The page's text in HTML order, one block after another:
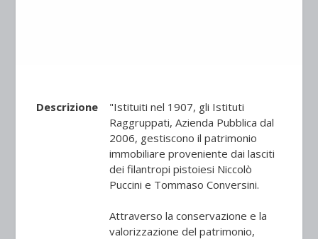
Descrizione
"Istituiti nel 1907, gli Istituti
Raggruppati, Azienda Pubblica dal
2006, gestiscono il patrimonio
immobiliare proveniente dai lasciti
dei filantropi pistoiesi Niccolò
Puccini e Tommaso Conversini.
Attraverso la conservazione e la
valorizzazione del patrimonio,